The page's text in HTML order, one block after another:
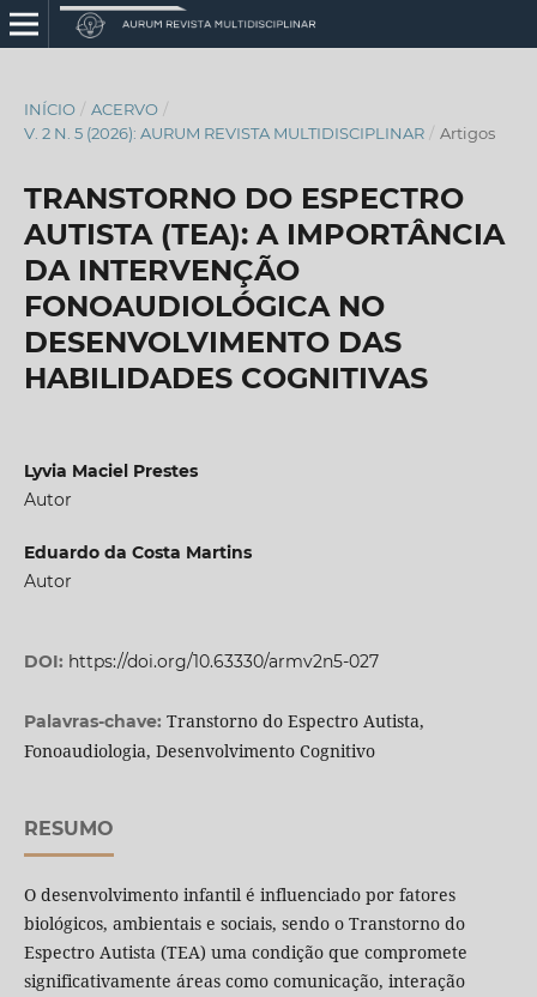
INÍCIO / ACERVO /
V. 2 N. 5 (2026): AURUM REVISTA MULTIDISCIPLINAR / Artigos
TRANSTORNO DO ESPECTRO
AUTISTA (TEA): A IMPORTÂNCIA
DA INTERVENÇÃO
FONOAUDIOLÓGICA NO
DESENVOLVIMENTO DAS
HABILIDADES COGNITIVAS
Lyvia Maciel Prestes
Autor
Eduardo da Costa Martins
Autor
DOI: https://doi.org/10.63330/armv2n5-027
Palavras-chave: Transtorno do Espectro Autista,
Fonoaudiologia, Desenvolvimento Cognitivo
RESUMO
O desenvolvimento infantil é influenciado por fatores
biológicos, ambientais e sociais, sendo o Transtorno do
Espectro Autista (TEA) uma condição que compromete
significativamente áreas como comunicação, interação